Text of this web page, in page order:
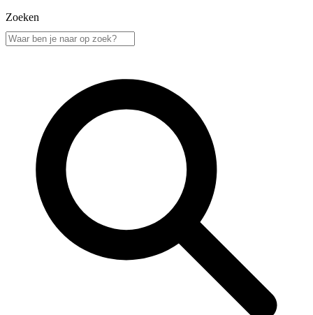
Zoeken